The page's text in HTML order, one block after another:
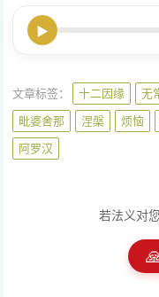
▶
文章标签： 十二因缘 无
毗婆舍那
涅槃 烦恼
阿罗汉
若法义对